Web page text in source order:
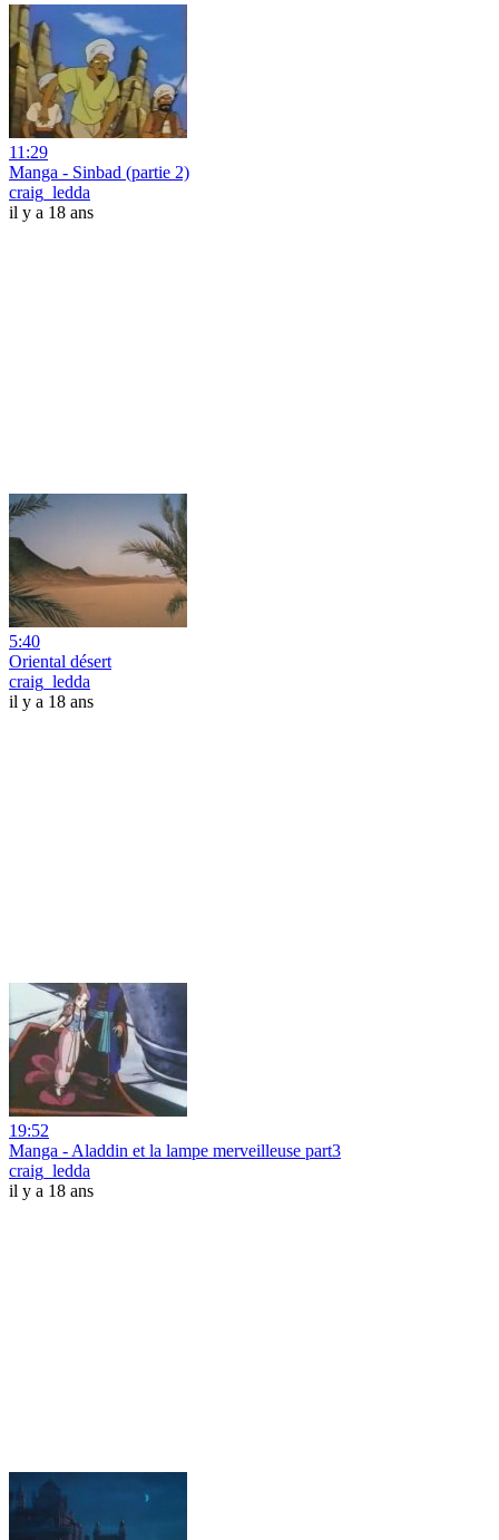
11:29
Manga - Sinbad (partie 2)
craig_ledda
il y a 18 ans
5:40
Oriental désert
craig_ledda
il y a 18 ans
19:52
Manga - Aladdin et la lampe merveilleuse part3
craig_ledda
il y a 18 ans